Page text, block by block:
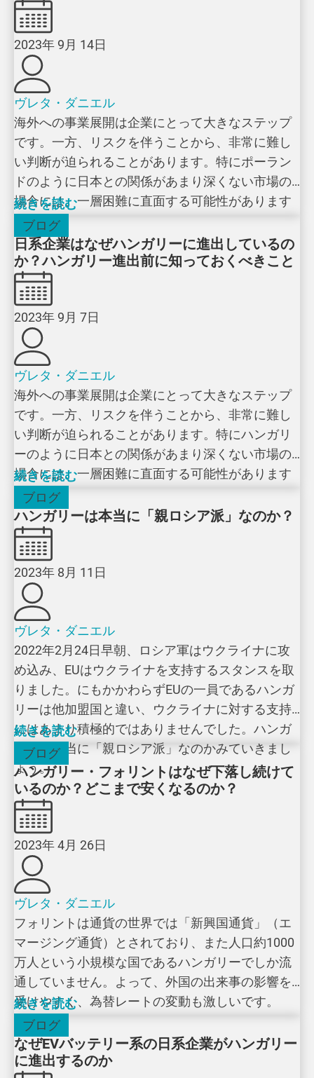
2023年 9月 14日
ヴレタ・ダニエル
海外への事業展開は企業にとって大きなステップ
です。一方、リスクを伴うことから、非常に難し
い判断が迫られることがあります。特にポーラン
ドのように日本との関係があまり深くない市場の
場合には、一層困難に直面する可能性があります
[…]
続きを読む
ブログ
日系企業はなぜハンガリーに進出しているの
か？ハンガリー進出前に知っておくべきこと
2023年 9月 7日
ヴレタ・ダニエル
海外への事業展開は企業にとって大きなステップ
です。一方、リスクを伴うことから、非常に難し
い判断が迫られることがあります。特にハンガリ
ーのように日本との関係があまり深くない市場の
場合には、一層困難に直面する可能性があります
[…]
続きを読む
ブログ
ハンガリーは本当に「親ロシア派」なのか？
2023年 8月 11日
ヴレタ・ダニエル
2022年2月24日早朝、ロシア軍はウクライナに攻
め込み、EUはウクライナを支持するスタンスを取
りました。にもかかわらずEUの一員であるハンガ
リーは他加盟国と違い、ウクライナに対する支持
にはあまり積極的ではありませんでした。ハンガ
リーは本当に「親ロシア派」なのかみていきまし
ょう。
続きを読む
ブログ
ハンガリー・フォリントはなぜ下落し続けて
いるのか？どこまで安くなるのか？
2023年 4月 26日
ヴレタ・ダニエル
フォリントは通貨の世界では「新興国通貨」（エ
マージング通貨）とされており、また人口約1000
万人という小規模な国であるハンガリーでしか流
通していません。よって、外国の出来事の影響を
受けやすく、為替レートの変動も激しいです。
続きを読む
ブログ
なぜEVバッテリー系の日系企業がハンガリー
に進出するのか